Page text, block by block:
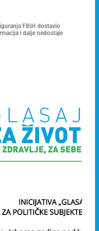
FBiH dostavio
i dalje nedostaje